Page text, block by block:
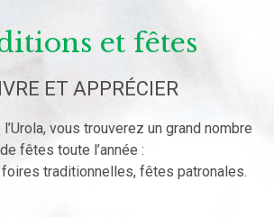
et fêtes
ET APPRÉCIER
vous trouverez un grand nombre
de fêtes toute l’année :
traditionnelles, fêtes patronales.